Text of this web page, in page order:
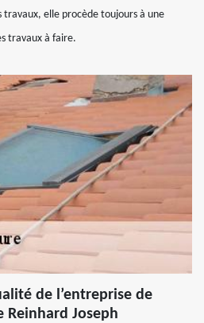
travaux, elle procède toujours à une
travaux à faire.
de l’entreprise de
Joseph